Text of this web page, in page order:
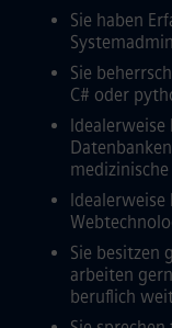
Sie haben
Sie
C# oder
Idealerweise
Sie besitzen
arbeiten
beruflich